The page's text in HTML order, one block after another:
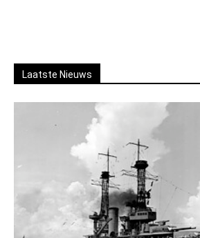
Laatste Nieuws